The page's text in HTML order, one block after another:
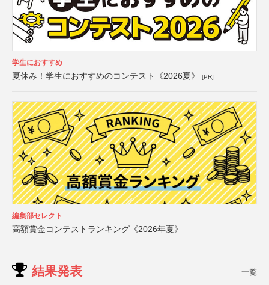
学生におすすめ
夏休み！学生におすすめのコンテスト《2026夏》 [PR]
編集部セレクト
高額賞金コンテストランキング《2026年夏》
結果発表 一覧